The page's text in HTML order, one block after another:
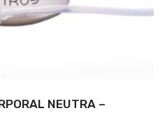
NEUTRA –